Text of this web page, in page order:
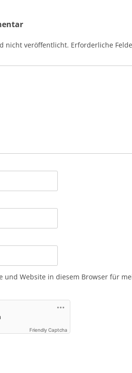
nicht veröffentlicht. Erforderliche
und Website in diesem Browser für
Friendly Captcha